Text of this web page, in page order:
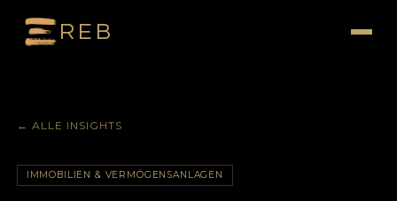
REB
← ALLE INSIGHTS
IMMOBILIEN & VERMÖGENSANLAGEN